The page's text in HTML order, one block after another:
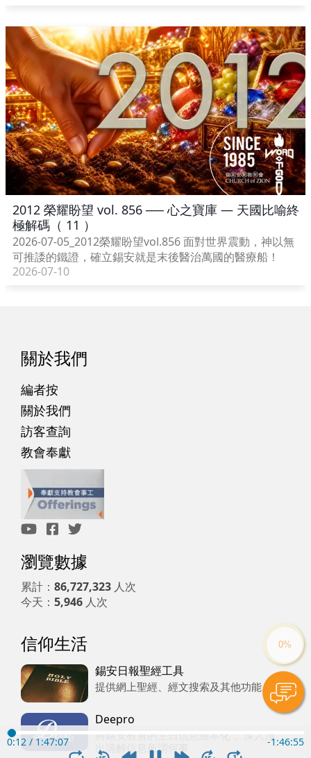
2012 榮耀盼望 vol. 856 ── 心之寶庫 — 天國比喻終
極解碼（ 11 ）
2026-07-05_2012榮耀盼望vol.856 面對世界震動，神以無
可推諉的鐵證，確立錫安就是末後醫治萬國的醫療船！
2026-07-10
0:13 / 1:47:07 -1:46:54
關於我們
編者按
關於我們
訪客查詢
教會奉獻
瀏覽數據
累計： 86,727,323 人次
今天： 5,946 人次
信仰生活
錫安日報聖經工具
提供網上聖經、經文搜索及其他功能
Deepro
將錫安教會的主日信息繪本化， 深入淺
出講解信息所謂何事